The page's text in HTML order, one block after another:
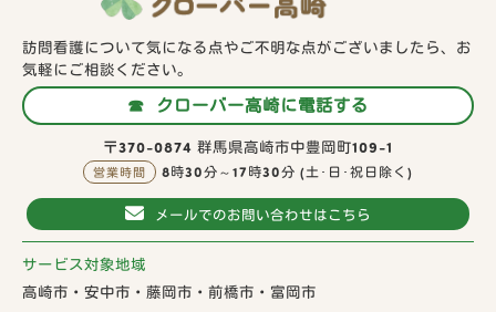
訪問看護について気になる点やご不明な点がございましたら、お
気軽にご相談ください。
☎ クローバー高崎に電話する
〒370-0874 群馬県高崎市中豊岡町109-1
営業時間 8時30分～17時30分 (土･日･祝日除く)
メールでのお問い合わせはこちら
サービス対象地域
高崎市・安中市・藤岡市・前橋市・富岡市